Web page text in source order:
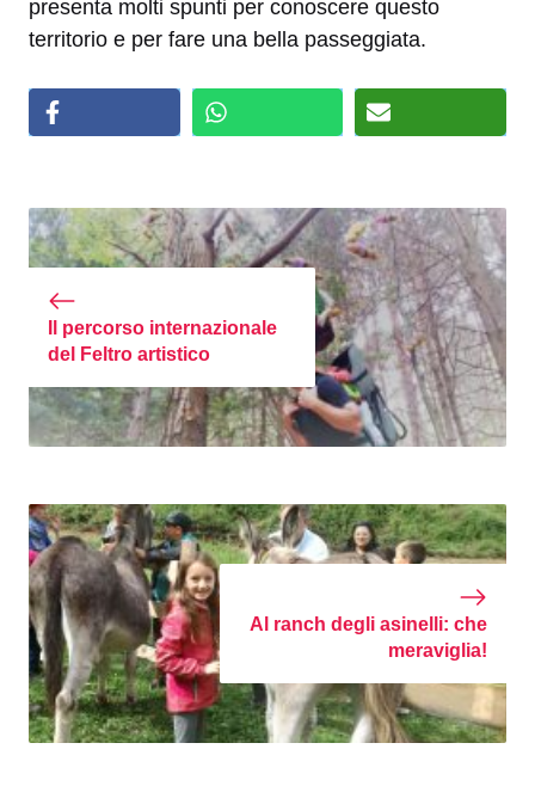
presenta molti spunti per conoscere questo
territorio e per fare una bella passeggiata.
Il percorso internazionale
del Feltro artistico
Al ranch degli asinelli: che
meraviglia!